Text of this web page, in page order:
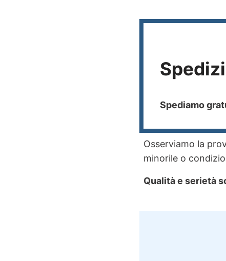
Spediamo
Osserviamo la
minorile o
Qualità e serietà